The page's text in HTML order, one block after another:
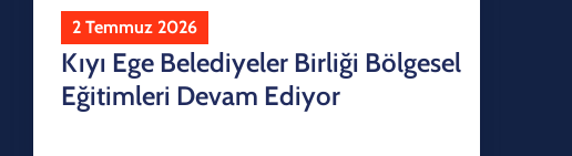
2 Temmuz 2026
Kıyı Ege Belediyeler Birliği Bölgesel
Eğitimleri Devam Ediyor